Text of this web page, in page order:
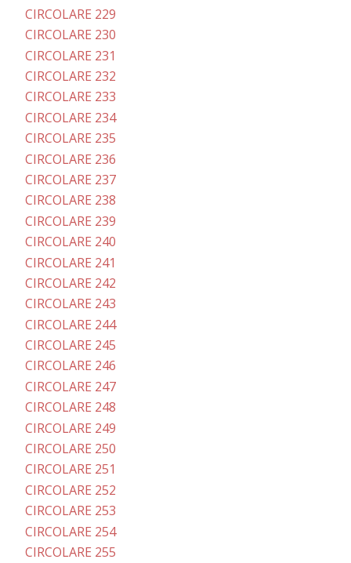
CIRCOLARE 229
CIRCOLARE 230
CIRCOLARE 231
CIRCOLARE 232
CIRCOLARE 233
CIRCOLARE 234
CIRCOLARE 235
CIRCOLARE 236
CIRCOLARE 237
CIRCOLARE 238
CIRCOLARE 239
CIRCOLARE 240
CIRCOLARE 241
CIRCOLARE 242
CIRCOLARE 243
CIRCOLARE 244
CIRCOLARE 245
CIRCOLARE 246
CIRCOLARE 247
CIRCOLARE 248
CIRCOLARE 249
CIRCOLARE 250
CIRCOLARE 251
CIRCOLARE 252
CIRCOLARE 253
CIRCOLARE 254
CIRCOLARE 255